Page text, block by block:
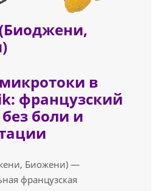
в
французский
боли и
Биожени) —
французская